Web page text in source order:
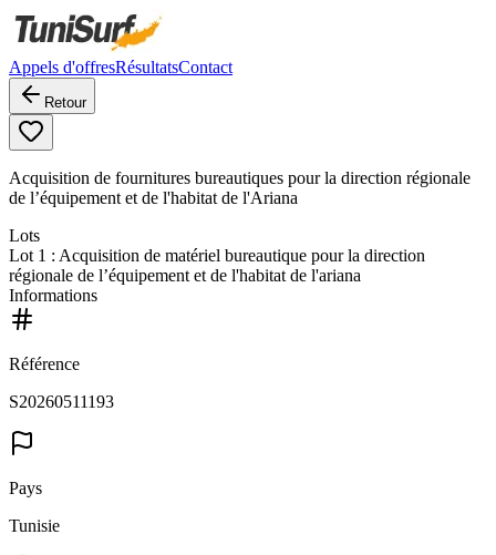
Appels d'offresRésultatsContact
Retour
Acquisition de fournitures bureautiques pour la direction régionale
de l’équipement et de l'habitat de l'Ariana
Lots
Lot 1 : Acquisition de matériel bureautique pour la direction
régionale de l’équipement et de l'habitat de l'ariana
Informations
Référence
S20260511193
Pays
Tunisie